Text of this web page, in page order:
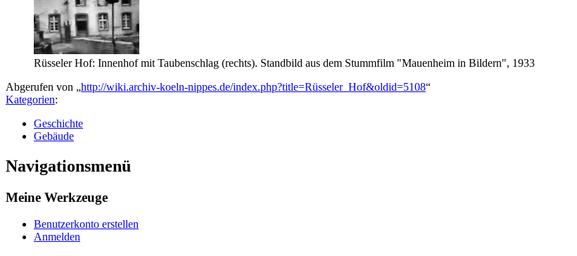
Rüsseler Hof: Innenhof mit Taubenschlag (rechts). Standbild aus dem Stummfilm "Mauenheim in Bildern", 1933
Abgerufen von „http://wiki.archiv-koeln-nippes.de/index.php?title=Rüsseler_Hof&oldid=5108“
Kategorien:
Geschichte
Gebäude
Navigationsmenü
Meine Werkzeuge
Benutzerkonto erstellen
Anmelden